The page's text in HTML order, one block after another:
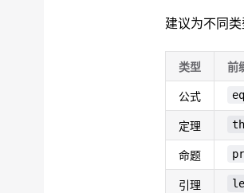
建议为不同
类型 前
公式
定理
命题
引理